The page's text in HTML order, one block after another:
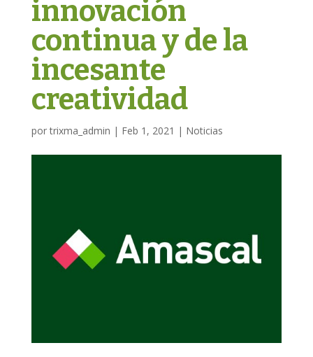
innovación
continua y de la
incesante
creatividad
portrixma_admin | Feb 1, 2021 | Noticias